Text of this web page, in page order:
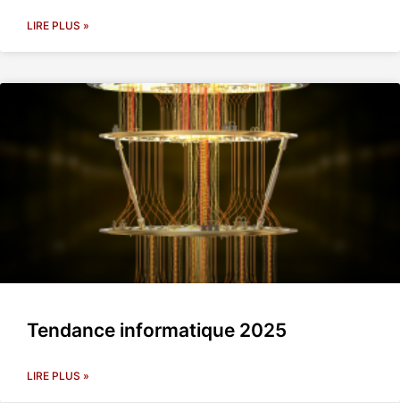
LIRE PLUS »
Tendance informatique 2025
LIRE PLUS »